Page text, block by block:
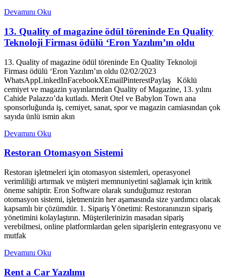
Devamını Oku
13. Quality of magazine ödül töreninde En Quality
Teknoloji Firması ödülü ‘Eron Yazılım’ın oldu
13. Quality of magazine ödül töreninde En Quality Teknoloji
Firması ödülü ‘Eron Yazılım’ın oldu 02/02/2023
WhatsAppLinkedInFacebookXEmailPinterestPaylaş Köklü
cemiyet ve magazin yayınlarından Quality of Magazine, 13. yılını
Cahide Palazzo’da kutladı. Merit Otel ve Babylon Town ana
sponsorluğunda iş, cemiyet, sanat, spor ve magazin camiasından çok
sayıda ünlü ismin akın
Devamını Oku
Restoran Otomasyon Sistemi
Restoran işletmeleri için otomasyon sistemleri, operasyonel
verimliliği artırmak ve müşteri memnuniyetini sağlamak için kritik
öneme sahiptir. Eron Software olarak sunduğumuz restoran
otomasyon sistemi, işletmenizin her aşamasında size yardımcı olacak
kapsamlı bir çözümdür. 1. Sipariş Yönetimi: Restoranınızın sipariş
yönetimini kolaylaştırın. Müşterilerinizin masadan sipariş
verebilmesi, online platformlardan gelen siparişlerin entegrasyonu ve
mutfak
Devamını Oku
Rent a Car Yazılımı